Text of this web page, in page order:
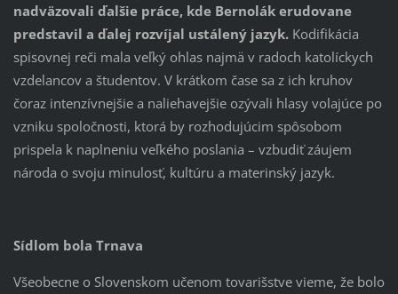
nadväzovali ďalšie práce, kde Bernolák erudovane
predstavil a ďalej rozvíjal ustálený jazyk.Kodifikácia
spisovnej reči mala veľký ohlas najmä v radoch katolíckych
vzdelancov a študentov. V krátkom čase sa z ich kruhov
čoraz intenzívnejšie a naliehavejšie ozývali hlasy volajúce po
vzniku spoločnosti, ktorá by rozhodujúcim spôsobom
prispela k naplneniu veľkého poslania – vzbudiť záujem
národa o svoju minulosť, kultúru a materinský jazyk.
Sídlom bola Trnava
Všeobecne o Slovenskom učenom tovarišstve vieme, že bolo